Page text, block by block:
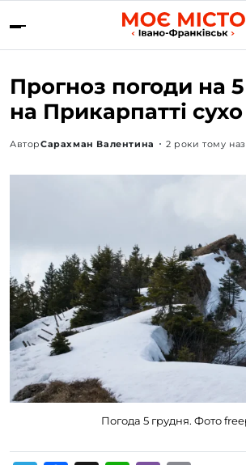
Прогноз погоди на
на Прикарпатті
АвторСарахман Валентина 2 роки тому
Погода 5 грудня. Фото